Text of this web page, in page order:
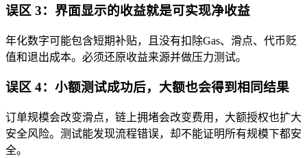
误区 3：界面显示的收益就是可实现净收益
年化数字可能包含短期补贴，且没有扣除Gas、滑点、代币贬
值和退出成本。必须还原收益来源并做压力测试。
误区 4：小额测试成功后，大额也会得到相同结果
订单规模会改变滑点，链上拥堵会改变费用，大额授权也扩大
安全风险。测试能发现流程错误，却不能证明所有规模下都安
全。